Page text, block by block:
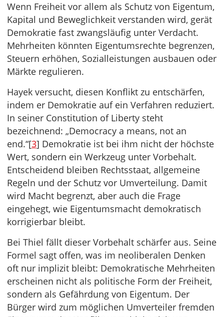
Wenn Freiheit vor allem als Schutz von Eigentum,
Kapital und Beweglichkeit verstanden wird, gerät
Demokratie fast zwangsläufig unter Verdacht.
Mehrheiten könnten Eigentumsrechte begrenzen,
Steuern erhöhen, Sozialleistungen ausbauen oder
Märkte regulieren.
Hayek versucht, diesen Konflikt zu entschärfen,
indem er Demokratie auf ein Verfahren reduziert.
In seiner Constitution of Liberty steht
bezeichnend: „Democracy a means, not an
end.“[3] Demokratie ist bei ihm nicht der höchste
Wert, sondern ein Werkzeug unter Vorbehalt.
Entscheidend bleiben Rechtsstaat, allgemeine
Regeln und der Schutz vor Umverteilung. Damit
wird Macht begrenzt, aber auch die Frage
eingehegt, wie Eigentumsmacht demokratisch
korrigierbar bleibt.
Bei Thiel fällt dieser Vorbehalt schärfer aus. Seine
Formel sagt offen, was im neoliberalen Denken
oft nur implizit bleibt: Demokratische Mehrheiten
erscheinen nicht als politische Form der Freiheit,
sondern als Gefährdung von Eigentum. Der
Bürger wird zum möglichen Umverteiler fremden